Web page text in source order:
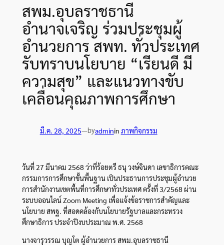
สพม.อุบลราชธานี
อำนาจเจริญ ร่วมประชุมผู้
อำนวยการ สพท. ทั่วประเทศ
รับทราบนโยบาย “เรียนดี มี
ความสุข” และแนวทางขับ
เคลื่อนคุณภาพการศึกษา
มี.ค. 28, 2025—byadminin ภาพกิจกรรม
วันที่ 27 มีนาคม 2568 ว่าที่ร้อยตรี ธนุ วงษ์จินดา เลขาธิการคณะ
กรรมการการศึกษาขั้นพื้นฐาน เป็นประธานการประชุมผู้อำนวย
การสำนักงานเขตพื้นที่การศึกษาทั่วประเทศ ครั้งที่ 3/2568 ผ่าน
ระบบออนไลน์ Zoom Meeting เพื่อแจ้งข้อราชการสำคัญและ
นโยบาย สพฐ. ที่สอดคล้องกับนโยบายรัฐบาลและกระทรวง
ศึกษาธิการ ประจำปีงบประมาณ พ.ศ. 2568
นางจารุวรรณ บุญโต ผู้อำนวยการ สพม.อุบลราชธานี